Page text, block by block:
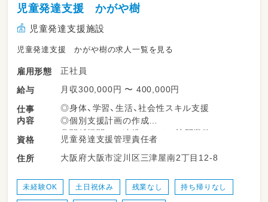
・JR塚本駅から徒歩2分の駅チカ
業が発生した場合は残業代を全額しっかり支給
します
・ICT化で書類仕事の負担を軽減
・賞与年2回・昇給あり／産休育休の取得実績あ
まずは見学だけでもOK。一緒に、子どもたちの
毎日に笑顔を増やしませんか？
児童発達支援 かがや樹
児童発達支援施設
児童発達支援 かがや樹の求人一覧を見る
雇用形態
正社員
給与
月収300,000円 〜 400,000円
仕事
内容
◎身体、学習、生活、社会性スキル支援
◎個別支援計画の作成
◎関係機関との連携のための訪問業務
└学校や幼稚園、相談支援機関など
などのプログラムを子ども達に提供しています
資格
児童発達支援管理責任者
住所
大阪府大阪市淀川区三津屋南2丁目12-8
未経験OK 土日祝休み 残業なし 持ち帰りなし